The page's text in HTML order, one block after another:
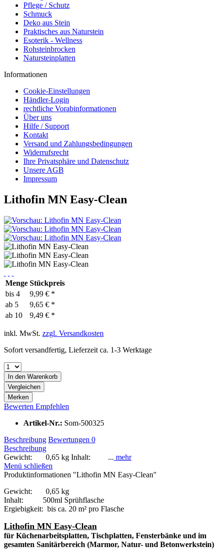
Pflege / Schutz
Schmuck
Deko aus Stein
Praktisches aus Naturstein
Esoterik - Wellness
Rohsteinbrocken
Natursteinplatten
Informationen
Cookie-Einstellungen
Händler-Login
rechtliche Vorabinformationen
Über uns
Hilfe / Support
Kontakt
Versand und Zahlungsbedingungen
Widerrufsrecht
Ihre Privatsphäre und Datenschutz
Unsere AGB
Impressum
Lithofin MN Easy-Clean
Menge Stückpreis
bis 4
9,99 € *
ab 5
9,65 € *
ab 10 9,49 € *
inkl. MwSt. zzgl. Versandkosten
Sofort versandfertig, Lieferzeit ca. 1-3 Werktage
In den Warenkorb
Vergleichen
Merken
Bewerten Empfehlen
Artikel-Nr.: Som-500325
Beschreibung Bewertungen 0
Beschreibung
Gewicht: 0,65 kg Inhalt: ... mehr
Menü schließen
Produktinformationen "Lithofin MN Easy-Clean"
Gewicht: 0,65 kg
Inhalt: 500ml Sprühflasche
Ergiebigkeit: bis ca. 20 m² pro Flasche
Lithofin MN Easy-Clean
für Küchenarbeitsplatten, Tischplatten, Fensterbänke und im
gesamten Sanitärbereich (Marmor, Natur- und Betonwerkstein)